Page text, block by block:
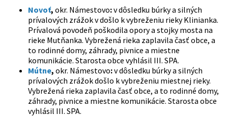
Novoť, okr. Námestovo:v dôsledku búrky a silných
prívalových zrážok v došlo k vybreženiu rieky Klinianka.
Prívalová povodeň poškodila opory a stojky mosta na
rieke Mutňanka. Vybrežená rieka zaplavila časť obce, a
to rodinné domy, záhrady, pivnice a miestne
komunikácie. Starosta obce vyhlásil III. SPA.
Mútne, okr. Námestovo:v dôsledku búrky a silných
prívalových zrážok došlo k vybreženiu miestnej rieky.
Vybrežená rieka zaplavila časť obce, a to rodinné domy,
záhrady, pivnice a miestne komunikácie. Starosta obce
vyhlásil III. SPA.